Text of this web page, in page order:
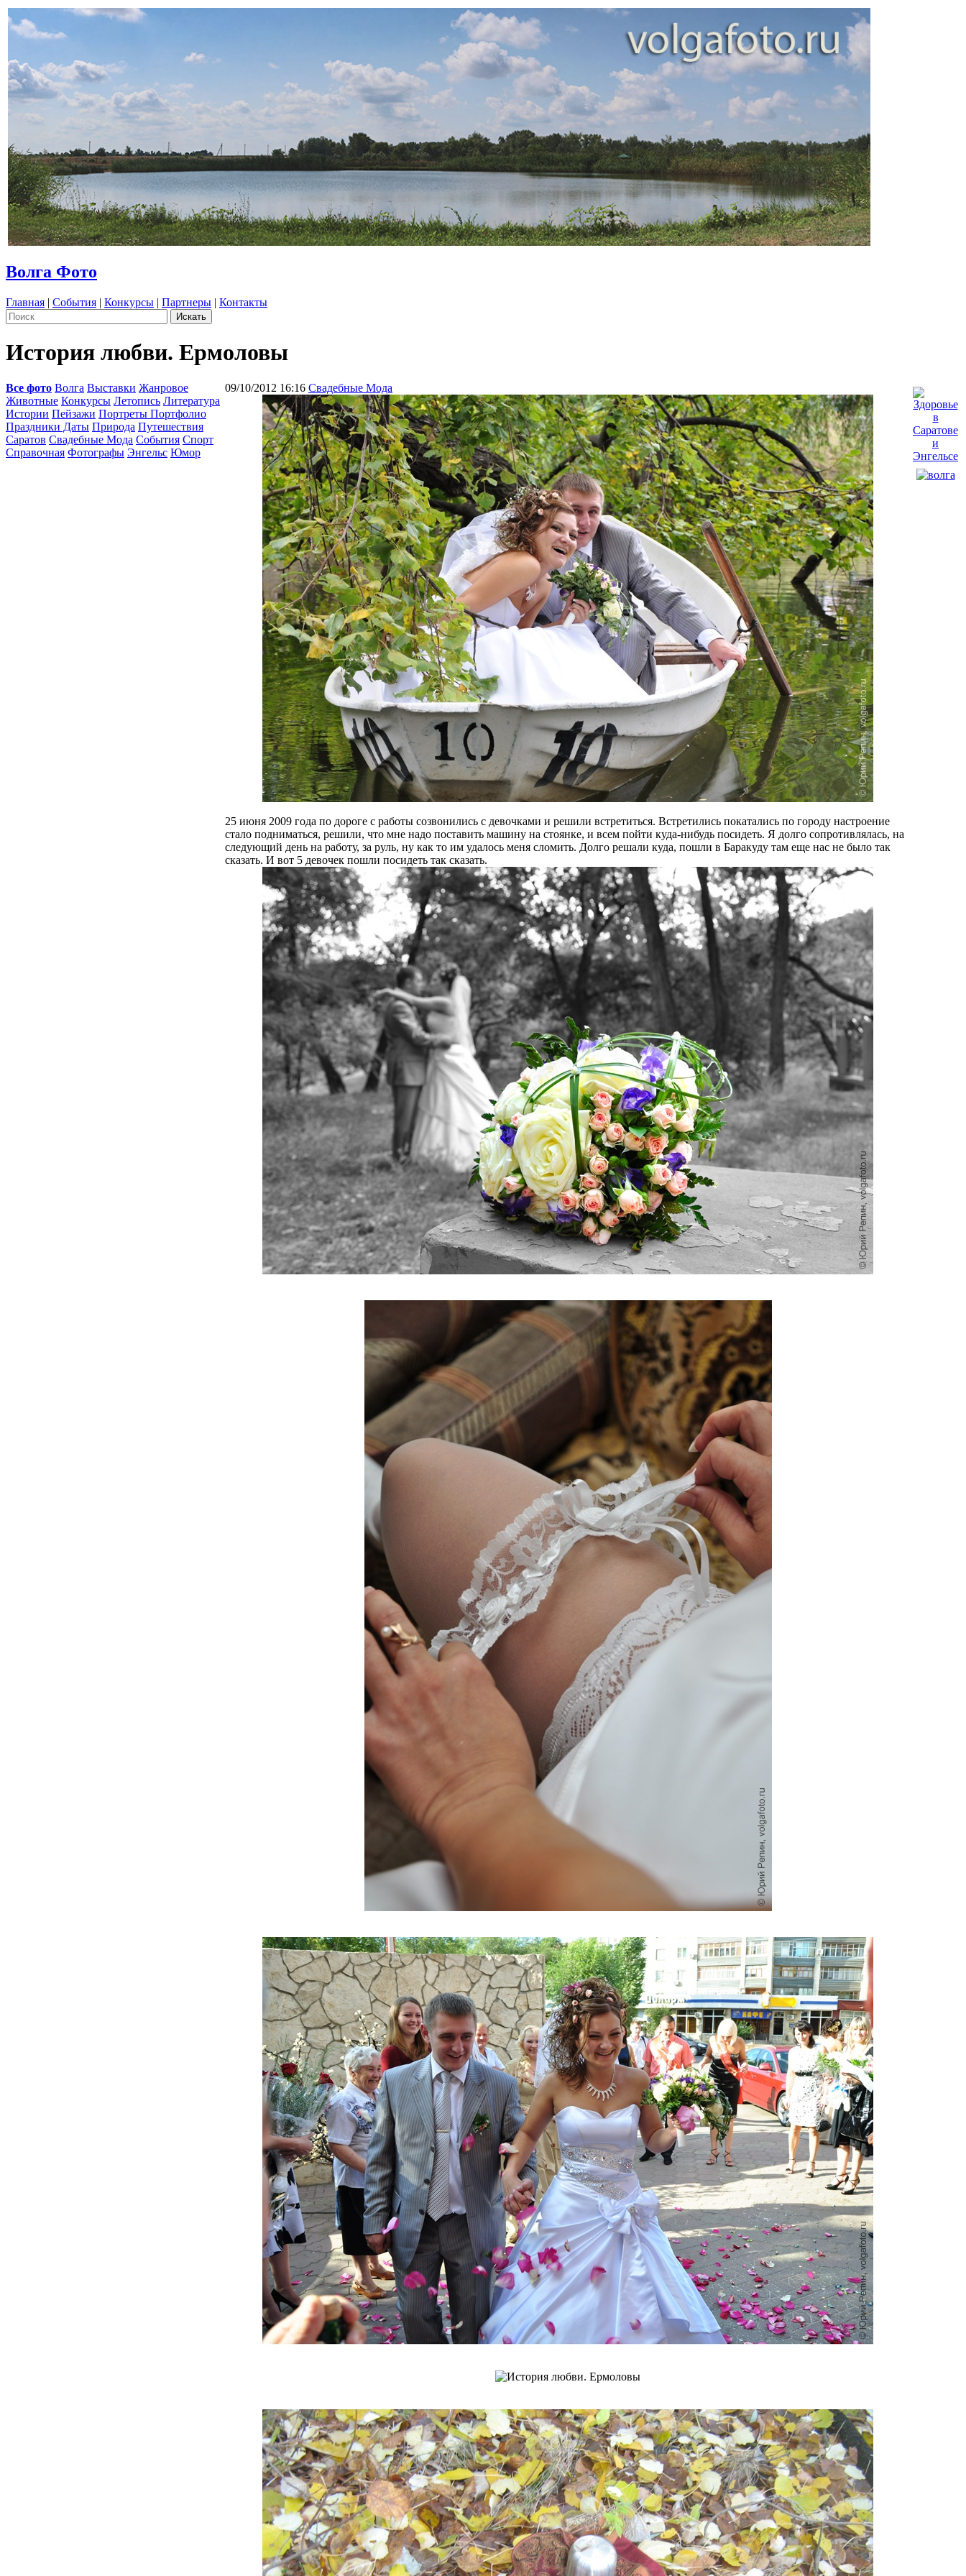
Волга Фото
Главная | События | Конкурсы | Партнеры | Контакты
История любви. Ермоловы
Все фото Волга Выставки Жанровое
Животные Конкурсы Летопись Литература
Истории Пейзажи Портреты Портфолио
Праздники Даты Природа Путешествия
Саратов Свадебные Мода События Спорт
Справочная Фотографы Энгельс Юмор
09/10/2012 16:16 Свадебные Мода
25 июня 2009 года по дороге с работы созвонились с девочками и решили встретиться. Встретились покатались по городу настроение
стало подниматься, решили, что мне надо поставить машину на стоянке, и всем пойти куда-нибудь посидеть. Я долго сопротивлялась, на
следующий день на работу, за руль, ну как то им удалось меня сломить. Долго решали куда, пошли в Баракуду там еще нас не было так
сказать. И вот 5 девочек пошли посидеть так сказать.